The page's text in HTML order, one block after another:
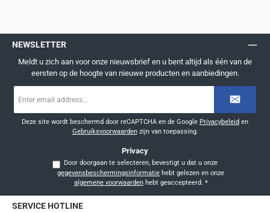
NEWSLETTER
Meldt u zich aan voor onze nieuwsbrief en u bent altijd als één van de
eersten op de hoogte van nieuwe producten en aanbiedingen.
mailadres
Deze site wordt beschermd door reCAPTCHA en de Google Privacybeleid en
Gebruiksvoorwaardenzijn van toepassing.
Privacy
Door doorgaan te selecteren, bevestigt u dat u onze
gegevensbeschermingsinformatie
algemene voorwaardenhebt geaccepteerd. *
SERVICE HOTLINE